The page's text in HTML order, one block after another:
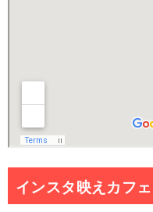
インスタ映えカフェ